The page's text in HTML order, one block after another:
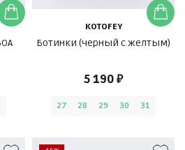
KOTOFEY
Ботинки (черный с желтым)
5 190 ₽
27 28 29 30 31